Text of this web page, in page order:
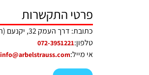
פרטי התקשרות
כתובת: דרך העמק 32, יקנעם (המושבה)
טלפון:072-3951221
אי מייל:info@arbelstrauss.com